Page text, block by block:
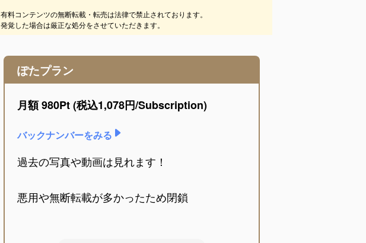
有料コンテンツの無断転載・転売は法律で禁止されております。
発覚した場合は厳正な処分をさせていただきます。
ぽたプラン
月額980Pt(税込1,078円/Subscription)
バックナンバーをみる
過去の写真や動画は見れます！
悪用や無断転載が多かったため閉鎖